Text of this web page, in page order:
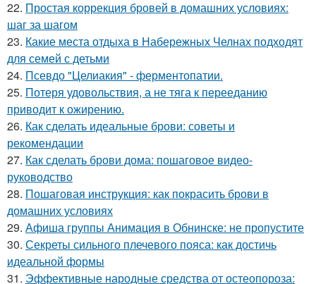
22. Простая коррекция бровей в домашних условиях:
шаг за шагом
23. Какие места отдыха в Набережных Челнах подходят
для семей с детьми
24. Псевдо "Целиакия" - ферментопатии.
25. Потеря удовольствия, а не тяга к перееданию
приводит к ожирению.
26. Как сделать идеальные брови: советы и
рекомендации
27. Как сделать брови дома: пошаговое видео-
руководство
28. Пошаговая инструкция: как покрасить брови в
домашних условиях
29. Афиша группы Анимация в Обнинске: не пропустите
30. Секреты сильного плечевого пояса: как достичь
идеальной формы
31. Эффективные народные средства от остеопороза: